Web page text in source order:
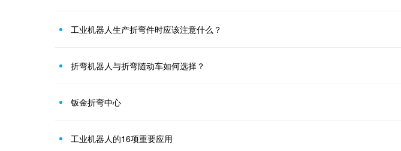
工业机器人生产折弯件时应该注意什么？
折弯机器人与折弯随动车如何选择？
钣金折弯中心
工业机器人的16项重要应用